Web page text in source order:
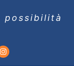
possibilità